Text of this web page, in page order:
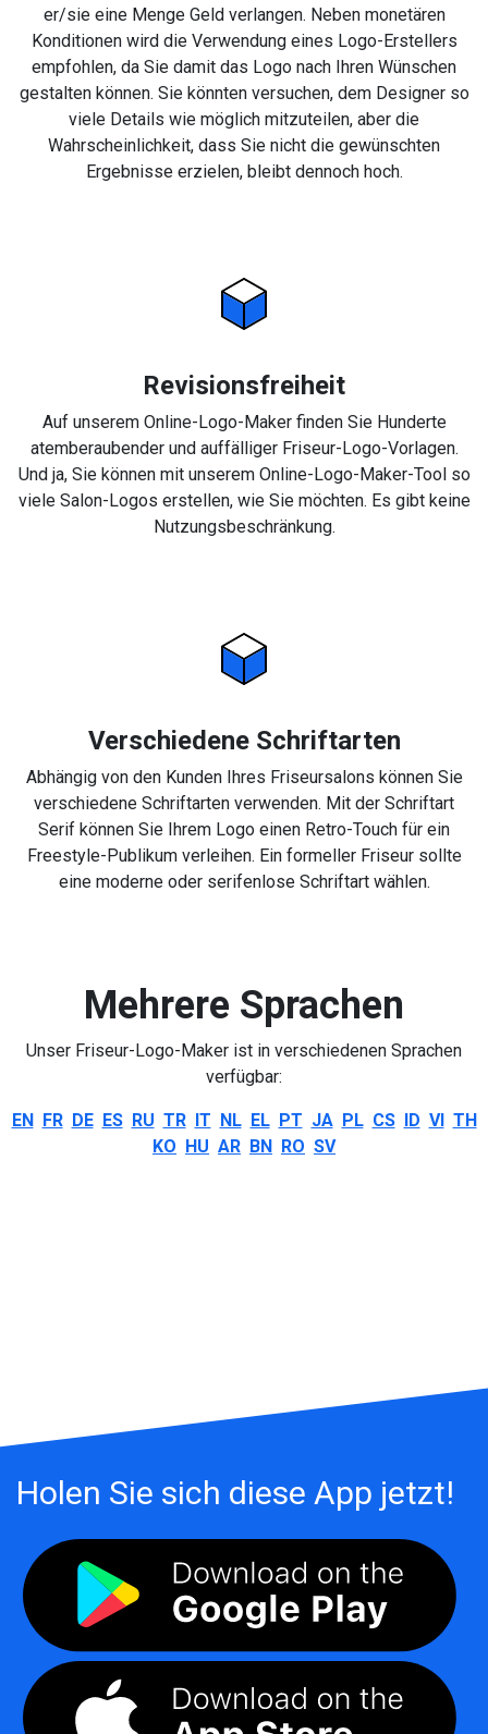
er/sie eine Menge Geld verlangen. Neben monetären
Konditionen wird die Verwendung eines Logo-Erstellers
empfohlen, da Sie damit das Logo nach Ihren Wünschen
gestalten können. Sie könnten versuchen, dem Designer so
viele Details wie möglich mitzuteilen, aber die
Wahrscheinlichkeit, dass Sie nicht die gewünschten
Ergebnisse erzielen, bleibt dennoch hoch.
Revisionsfreiheit
Auf unserem Online-Logo-Maker finden Sie Hunderte
atemberaubender und auffälliger Friseur-Logo-Vorlagen.
Und ja, Sie können mit unserem Online-Logo-Maker-Tool so
viele Salon-Logos erstellen, wie Sie möchten. Es gibt keine
Nutzungsbeschränkung.
Verschiedene Schriftarten
Abhängig von den Kunden Ihres Friseursalons können Sie
verschiedene Schriftarten verwenden. Mit der Schriftart
Serif können Sie Ihrem Logo einen Retro-Touch für ein
Freestyle-Publikum verleihen. Ein formeller Friseur sollte
eine moderne oder serifenlose Schriftart wählen.
Mehrere Sprachen
Unser Friseur-Logo-Maker ist in verschiedenen Sprachen
verfügbar:
EN FR DE ES RU TR IT NL EL PT JA PL CS ID VI TH
KO HU AR BN RO SV
Holen Sie sich diese App jetzt!